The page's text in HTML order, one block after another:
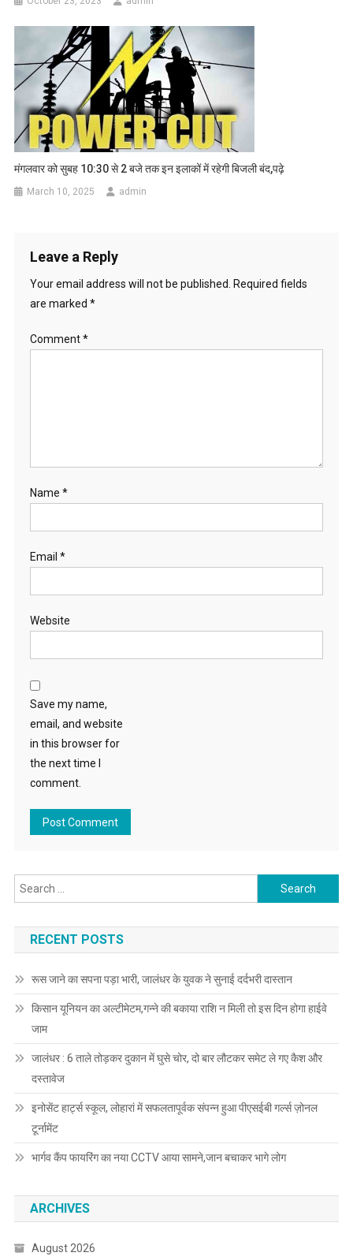
मंगलवार को सुबह 10:30 से 2 बजे तक इन इलाकों में रहेगी बिजली बंद,पढ़े
March 10, 2025 admin
Leave a Reply
Your email address will not be published.
Required fields
are marked *
Comment*
Name *
Email *
Website
Save my name,
email, and website
in this browser for
the next time I
comment.
Search for:
RECENT POSTS
रूस जाने का सपना पड़ा भारी, जालंधर के युवक ने सुनाई दर्दभरी दास्तान
किसान यूनियन का अल्टीमेटम,गन्ने की बकाया राशि न मिली तो इस दिन होगा हाईवे
जाम
जालंधर : 6 ताले तोड़कर दुकान में घुसे चोर, दो बार लौटकर समेट ले गए कैश और
दस्तावेज
इनोसेंट हार्ट्स स्कूल, लोहारां में सफलतापूर्वक संपन्न हुआ पीएसईबी गर्ल्स ज़ोनल
टूर्नामेंट
भार्गव कैंप फायरिंग का नया CCTV आया सामने,जान बचाकर भागे लोग
ARCHIVES
August 2026